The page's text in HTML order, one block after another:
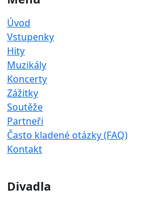
Úvod
Vstupenky
Hity
Muzikály
Koncerty
Zážitky
Soutěže
Partneři
Často kladené otázky (FAQ)
Kontakt
Divadla